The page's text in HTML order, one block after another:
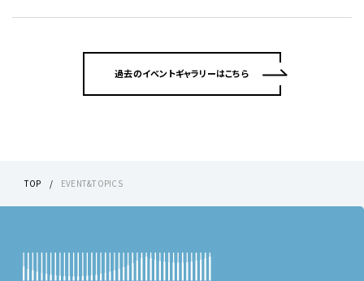
過去のイベントギャラリーはこちら
TOP EVENT&TOPICS